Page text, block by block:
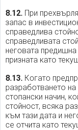
8.12. При
запас в
справедлива
справедливата
неговата
призната като
8.13. Когато
разработването
стопански начин,
стойност, всяка
към тази дата и
се отчита като